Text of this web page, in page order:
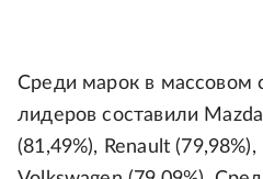
Среди марок в массовом
лидеров составили
(81,49%), Renault